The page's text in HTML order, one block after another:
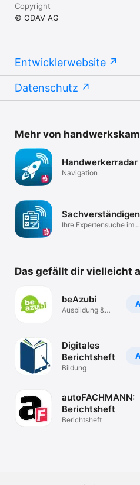
Copyright
© ODAV AG
Entwicklerwebsite
Datenschutz
Mehr von
Handwerkerradar
Navigation
Ihre Expertensuche im
Das gefällt dir vielleicht
beAzubi
Ausbildung &
Digitales
Berichtsheft
Bildung
autoFACHMANN:
Berichtsheft
Berichtsheft